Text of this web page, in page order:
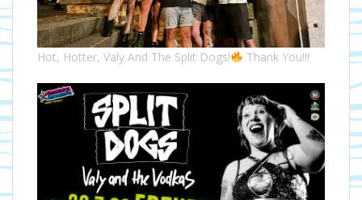
Hot, Hotter, Valy And The Split Dogs! Thank You!!!